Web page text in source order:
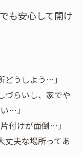
も安心して開け
どうしよう…」
づらいし、家でや
…」
付けが面倒…」
丈夫な場所ってあ